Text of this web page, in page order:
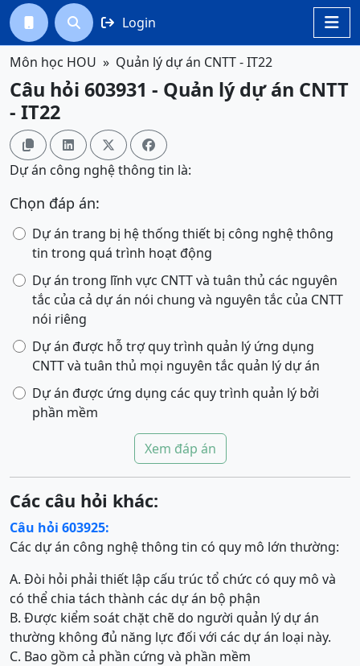

  Login
Môn học HOU Quản lý dự án CNTT - IT22
Câu hỏi 603931 - Quản lý dự án CNTT
- IT22
   
Dự án công nghệ thông tin là:
Chọn đáp án:
Dự án trang bị hệ thống thiết bị công nghệ thông
tin trong quá trình hoạt động
Dự án trong lĩnh vực CNTT và tuân thủ các nguyên
tắc của cả dự án nói chung và nguyên tắc của CNTT
nói riêng
Dự án được hỗ trợ quy trình quản lý ứng dụng
CNTT và tuân thủ mọi nguyên tắc quản lý dự án
Dự án được ứng dụng các quy trình quản lý bởi
phần mềm
Xem đáp án
Các câu hỏi khác:
Câu hỏi 603925:
Các dự án công nghệ thông tin có quy mô lớn thường:
A. Đòi hỏi phải thiết lập cấu trúc tổ chức có quy mô và
có thể chia tách thành các dự án bộ phận
B. Được kiểm soát chặt chẽ do người quản lý dự án
thường không đủ năng lực đối với các dự án loại này.
C. Bao gồm cả phần cứng và phần mềm